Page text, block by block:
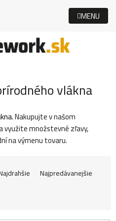
vlákna
Nakupujte v našom
využite množstevné zľavy,
na výmenu tovaru.
Najpredávanejšie